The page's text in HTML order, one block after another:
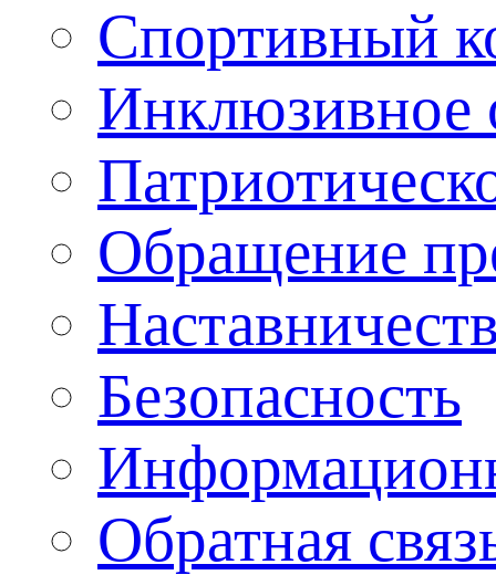
Спортивный
Инклюзивное
Обращение
Безопасность
Обратная